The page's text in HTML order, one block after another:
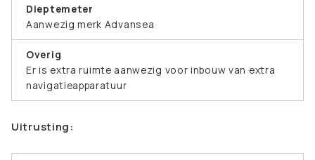
Dieptemeter
Aanwezig merk Advansea
Overig
Er is extra ruimte aanwezig voor inbouw van extra
navigatieapparatuur
Uitrusting: